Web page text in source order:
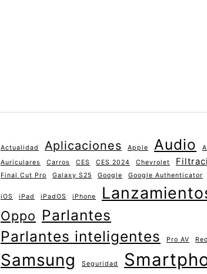
Actualidad Aplicaciones Apple Audio
Auriculares
Carros CES CES 2024 Chevrolet
Final Cut Pro Galaxy S25 Google Google Authenticator
iOS iPad iPadOS iPhone
Oppo Parlantes
Parlantes inteligentes
Pro AV
Samsung Seguridad